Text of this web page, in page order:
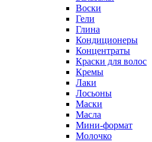
Воски
Гели
Глина
Кондиционеры
Концентраты
Краски для волос
Кремы
Лаки
Лосьоны
Маски
Масла
Мини-формат
Молочко